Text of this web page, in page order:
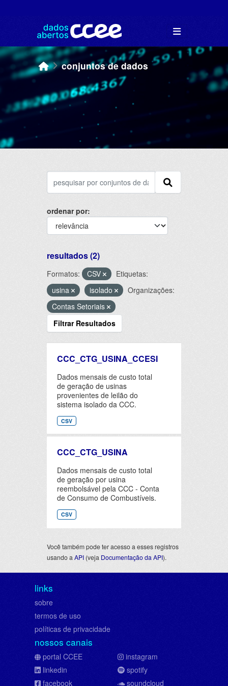
conjuntos de dados
ordenar por
resultados (2)
Formatos: CSV
Etiquetas:
usina
isolado
Organizações:
Contas Setoriais
Filtrar Resultados
CCC_CTG_USINA_CCESI
Dados mensais de custo total
de geração de usinas
provenientes de leilão do
sistema isolado da CCC.
CSV
CCC_CTG_USINA
Dados mensais de custo total
de geração por usina
reembolsável pela CCC - Conta
de Consumo de Combustíveis.
CSV
Você também pode ter acesso a esses registros
usando a API (veja Documentação da API).
links
sobre
termos de uso
políticas de privacidade
nossos canais
portal CCEE
linkedin
facebook
instagram
spotify
soundcloud